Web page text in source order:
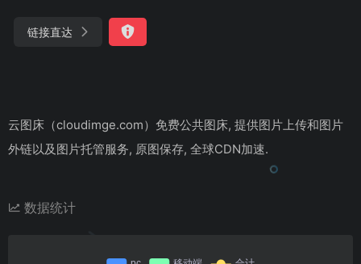
链接直达
云图床（cloudimge.com）免费公共图床, 提供图片上传和图片
外链以及图片托管服务, 原图保存, 全球CDN加速.
数据统计